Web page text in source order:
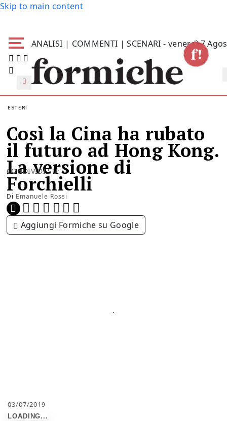
Skip to main content
ANALISI | COMMENTI | SCENARI - venerdì 7
ESTERI
Così la Cina ha rubato
il futuro ad Hong Kong.
La versione di
Forchielli
Di Emanuele Rossi
CONDIVIDI SU:
Aggiungi Formiche su Google
03/07/2019